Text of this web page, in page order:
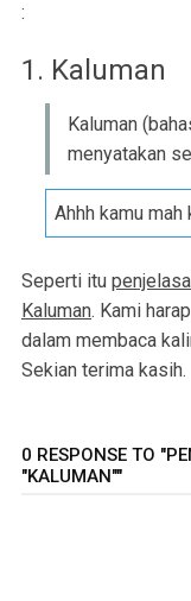
:
1. Kaluman
Kaluman
menyatakan
Ahhh kamu
Seperti itu
Kaluman. Kami
dalam membaca
Sekian terima kasih.
0 RESPONSE TO
"KALUMAN""